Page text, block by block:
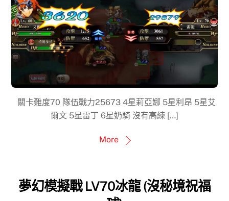
關卡難度70 隊伍戰力25673 4星莉亞娜 5星利昂 5星艾
爾文 5星雷丁 6星奶騎 沒有高練 […]
More
夢幻模擬戰 LV70冰龍 (沒秘境祝福